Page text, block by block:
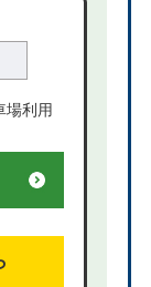
場利用